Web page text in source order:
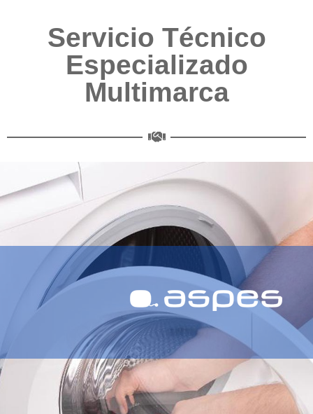
Servicio Técnico
Especializado
Multimarca